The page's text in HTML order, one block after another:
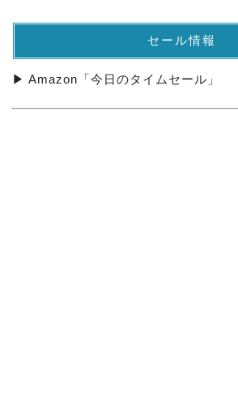
セール情報
▶ Amazon「今日のタイムセール」